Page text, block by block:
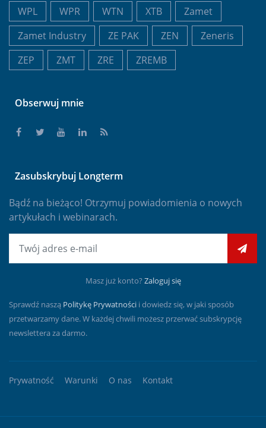
WPL
WPR WTN XTB
Zamet
Zamet Industry
ZE PAK ZEN
Zeneris
ZEP
ZMT ZRE ZREMB
Obserwuj mnie
Zasubskrybuj Longterm
Bądź na bieżąco! Otrzymuj powiadomienia o nowych
artykułach i webinarach.
Masz już konto? Zaloguj się
Sprawdź naszą Politykę Prywatności i dowiedz się, w jaki sposób
przetwarzamy dane. W każdej chwili możesz przerwać subskrypcję
newslettera za darmo.
Prywatność Warunki O nas Kontakt